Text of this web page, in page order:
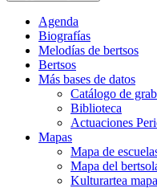
Agenda
Biografías
Melodías de bertsos
Bertsos
Más bases de datos
Catálogo de
Biblioteca
Actuaciones
Mapas
Mapa de
Mapa del
Kulturartea mapa